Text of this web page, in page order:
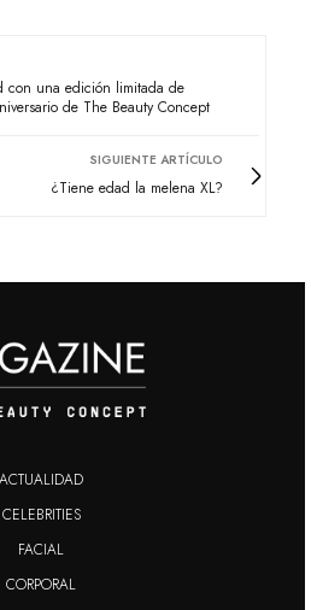
con una edición limitada de
de The Beauty Concept
SIGUIENTE ARTÍCULO
¿Tiene edad la melena XL?
ACTUALIDAD
CELEBRITIES
FACIAL
CORPORAL